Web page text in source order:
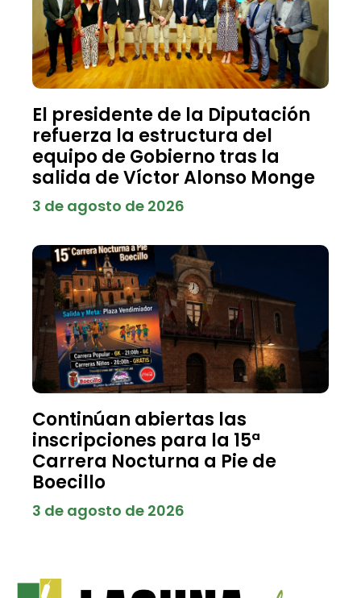
El presidente de la Diputación
refuerza la estructura del
equipo de Gobierno tras la
salida de Víctor Alonso Monge
3 de agosto de 2026
Continúan abiertas las
inscripciones para la 15ª
Carrera Nocturna a Pie de
Boecillo
3 de agosto de 2026